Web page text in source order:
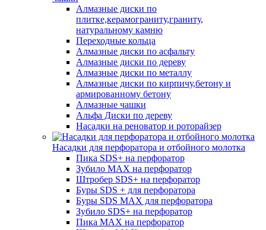
Алмазные диски по
плитке,керамограниту,граниту,
натуральному камню
Переходные кольца
Алмазные диски по асфальту
Алмазные диски по дереву
Алмазные диски по металлу
Алмазные диски по кирпичу,бетону и
армированному бетону
Алмазные чашки
Альфа Диски по дереву
Насадки на реноватор и роторайзер
Насадки для перфоратора и отбойного молотка
Пика SDS+ на перфоратор
Зубило MAX на перфоратор
Штробер SDS+ на перфоратор
Буры SDS + для перфоратора
Буры SDS MAX для перфоратора
Зубило SDS+ на перфоратор
Пика MAX на перфоратор